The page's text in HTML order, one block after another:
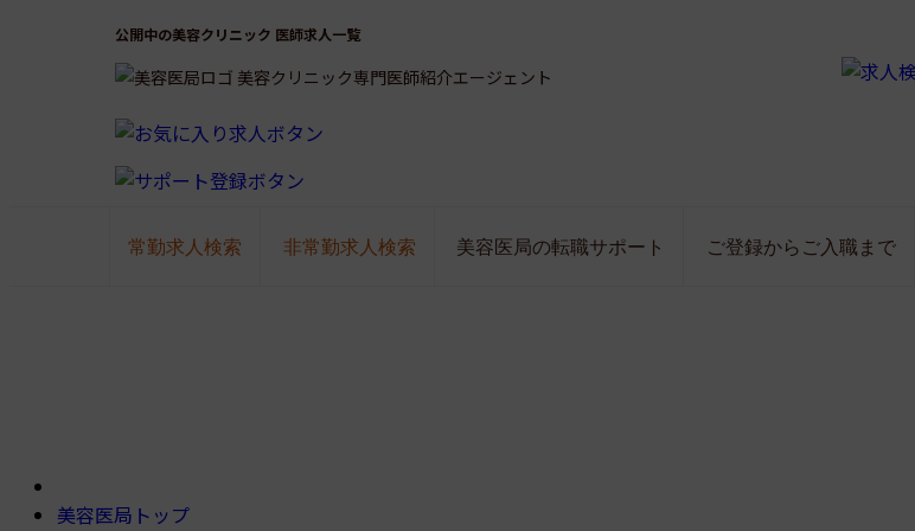
公開中の美容クリニック 医師求人一覧
美容クリニック専門医師紹介エージェント
常勤求人検索 非常勤求人検索 美容医局の転職サポート ご登録からご入職まで
美容医局トップ